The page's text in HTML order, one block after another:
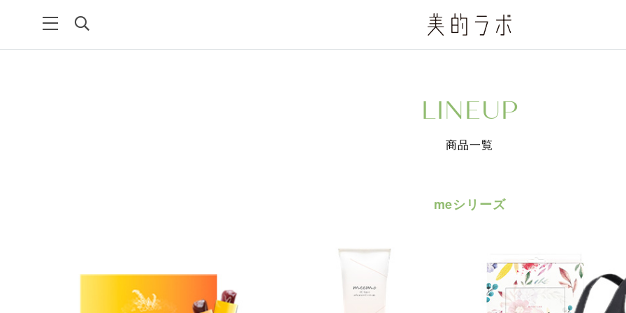
LINEUP
商品一覧
meシリーズ